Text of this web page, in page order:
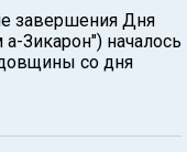
завершения Дня
Зикарон") началось
со дня